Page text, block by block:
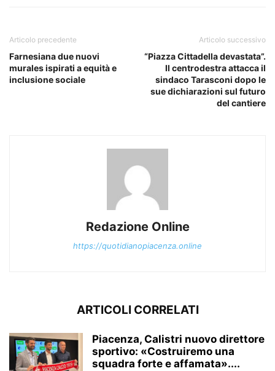
Articolo precedente
Farnesiana due nuovi
murales ispirati a equità e
inclusione sociale
Articolo successivo
“Piazza Cittadella devastata”.
Il centrodestra attacca il
sindaco Tarasconi dopo le
sue dichiarazioni sul futuro
del cantiere
Redazione Online
https://quotidianopiacenza.online
ARTICOLI CORRELATI
Piacenza, Calistri nuovo direttore
sportivo: «Costruiremo una
squadra forte e affamata»....